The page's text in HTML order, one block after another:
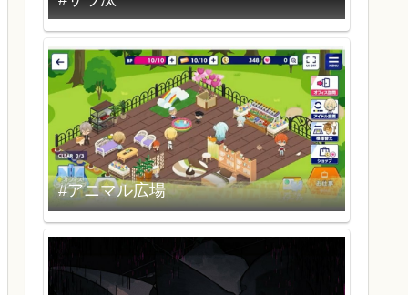
#アニマル広場